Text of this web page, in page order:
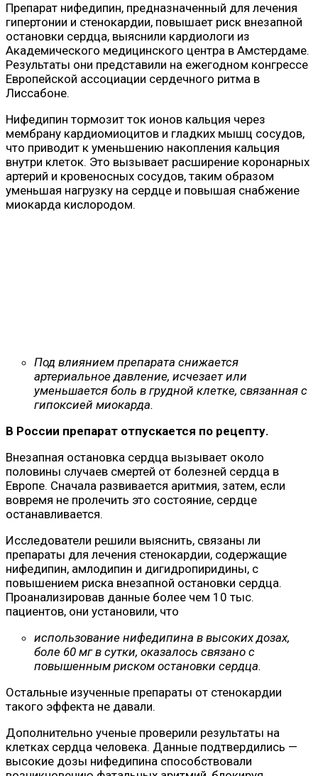
Препарат нифедипин, предназначенный для лечения
гипертонии и стенокардии, повышает риск внезапной
остановки сердца, выяснили кардиологи из
Академического медицинского центра в Амстердаме.
Результаты они представили на ежегодном конгрессе
Европейской ассоциации сердечного ритма в
Лиссабоне.
Нифедипин тормозит ток ионов кальция через
мембрану кардиомиоцитов и гладких мышц сосудов,
что приводит к уменьшению накопления кальция
внутри клеток. Это вызывает расширение коронарных
артерий и кровеносных сосудов, таким образом
уменьшая нагрузку на сердце и повышая снабжение
миокарда кислородом.
Под влиянием препарата снижается
артериальное давление, исчезает или
уменьшается боль в грудной клетке, связанная с
гипоксией миокарда.
В России препарат отпускается по рецепту.
Внезапная остановка сердца вызывает около
половины случаев смертей от болезней сердца в
Европе. Сначала развивается аритмия, затем, если
вовремя не пролечить это состояние, сердце
останавливается.
Исследователи решили выяснить, связаны ли
препараты для лечения стенокардии, содержащие
нифедипин, амлодипин и дигидропиридины, с
повышением риска внезапной остановки сердца.
Проанализировав данные более чем 10 тыс.
пациентов, они установили, что
использование нифедипина в высоких дозах,
боле 60 мг в сутки, оказалось связано с
повышенным риском остановки сердца.
Остальные изученные препараты от стенокардии
такого эффекта не давали.
Дополнительно ученые проверили результаты на
клетках сердца человека. Данные подтвердились —
высокие дозы нифедипина способствовали